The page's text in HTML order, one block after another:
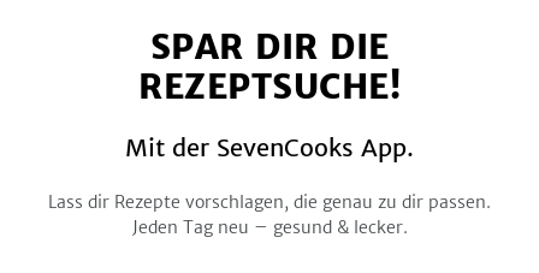
FacebookTwitterPinterestInstagramYouTube
SPAR DIR DIE
REZEPTSUCHE!
Mit der SevenCooks App.
Lass dir Rezepte vorschlagen, die genau zu dir passen.
Jeden Tag neu – gesund & lecker.